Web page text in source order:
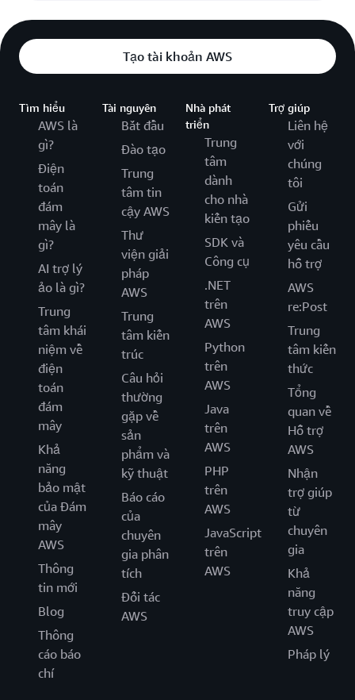
Tạo tài khoản AWS
Tìm hiểu
AWS là
gì?
Điện
toán
đám
mây là
gì?
AI trợ lý
ảo là gì?
Trung
tâm khái
niệm về
điện
toán
đám
mây
Khả
năng
bảo mật
của Đám
mây
AWS
Thông
tin mới
Blog
Thông
cáo báo
chí
Tài nguyên
Bắt đầu
Đào tạo
Trung
tâm tin
cậy AWS
Thư
viện giải
pháp
AWS
Trung
tâm kiến
trúc
Câu hỏi
thường
gặp về
sản
phẩm và
kỹ thuật
Báo cáo
của
chuyên
gia phân
tích
Đối tác
AWS
Nhà phát
triển
Trung
tâm
dành
cho nhà
kiến tạo
SDK và
Công cụ
.NET
trên
AWS
Python
trên
AWS
Java
trên
AWS
PHP
trên
AWS
JavaScript
trên
AWS
Trợ giúp
Liên hệ
với
chúng
tôi
Gửi
phiếu
yêu cầu
hỗ trợ
AWS
re:Post
Trung
tâm kiến
thức
Tổng
quan về
Hỗ trợ
AWS
Nhận
trợ giúp
từ
chuyên
gia
Khả
năng
truy cập
AWS
Pháp lý